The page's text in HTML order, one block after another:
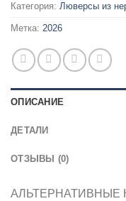
Категория: Люверсы из
Метка: 2026
ОПИСАНИЕ
ДЕТАЛИ
ОТЗЫВЫ (0)
АЛЬТЕРНАТИВНЫЕ